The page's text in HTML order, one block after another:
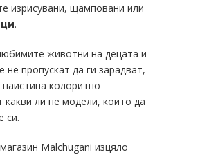
изрисувани, щамповани или
.
животни на децата и
не пропускат да ги зарадват,
колоритно
какви ли не модели, които да
си.
Malchugani изцяло